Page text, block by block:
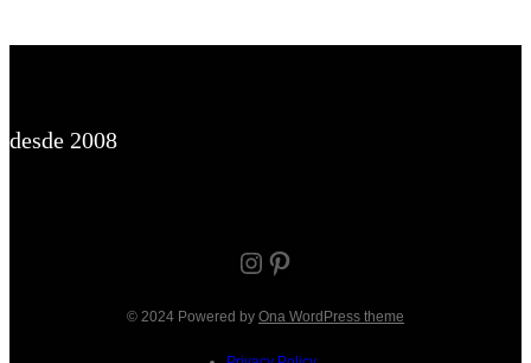
desde 2008
Instagram Pinterest
© 2024 Powered by Ona WordPress theme